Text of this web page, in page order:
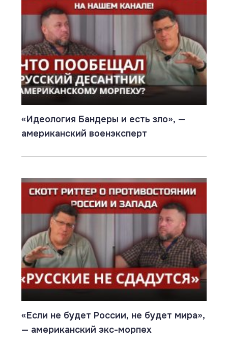
«Идеология Бандеры и есть зло», —
американский военэксперт
«Если не будет России, не будет мира»,
— американский экс-морпех